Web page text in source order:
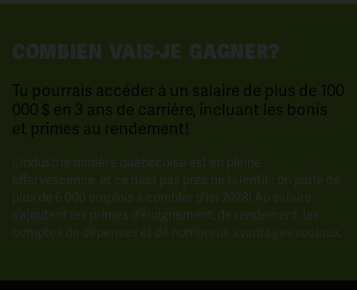
COMBIEN VAIS-JE GAGNER?
Tu pourrais accéder à un salaire de plus de 100
000 $ en 3 ans de carrière, incluant les bonis
et primes au rendement!
L’industrie minière québécoise est en pleine
effervescence, et ce n’est pas près de ralentir : on parle de
plus de 6 000 emplois à combler d’ici 2028! Au salaire
s’ajoutent les primes d’éloignement, de rendement, les
comptes de dépenses et de nombreux avantages sociaux.